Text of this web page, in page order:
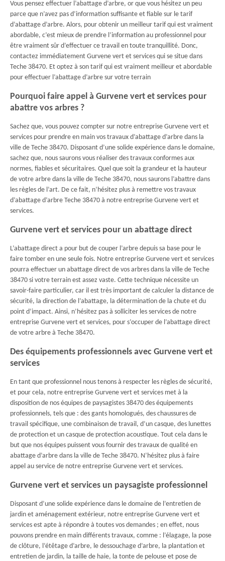
Vous pensez effectuer l’abattage d’arbre, or que vous hésitez un peu
parce que n’avez pas d’information suffisante et fiable sur le tarif
d’abattage d’arbre. Alors, pour obtenir un meilleur tarif qui est vraiment
abordable, c’est mieux de prendre l’information au professionnel pour
être vraiment sûr d’effectuer ce travail en toute tranquillité. Donc,
contactez immédiatement Gurvene vert et services qui se situe dans
Teche 38470. Et optez à son tarif qui est vraiment meilleur et abordable
pour effectuer l’abattage d’arbre sur votre terrain
Pourquoi faire appel à Gurvene vert et services pour
abattre vos arbres ?
Sachez que, vous pouvez compter sur notre entreprise Gurvene vert et
services pour prendre en main vos travaux d’abattage d’arbre dans la
ville de Teche 38470. Disposant d’une solide expérience dans le domaine,
sachez que, nous saurons vous réaliser des travaux conformes aux
normes, fiables et sécuritaires. Quel que soit la grandeur et la hauteur
de votre arbre dans la ville de Teche 38470, nous saurons l’abattre dans
les règles de l’art. De ce fait, n’hésitez plus à remettre vos travaux
d’abattage d’arbre Teche 38470 à notre entreprise Gurvene vert et
services.
Gurvene vert et services pour un abattage direct
L’abattage direct a pour but de couper l’arbre depuis sa base pour le
faire tomber en une seule fois. Notre entreprise Gurvene vert et services
pourra effectuer un abattage direct de vos arbres dans la ville de Teche
38470 si votre terrain est assez vaste. Cette technique nécessite un
savoir-faire particulier, car il est très important de calculer la distance de
sécurité, la direction de l’abattage, la détermination de la chute et du
point d’impact. Ainsi, n’hésitez pas à solliciter les services de notre
entreprise Gurvene vert et services, pour s’occuper de l’abattage direct
de votre arbre à Teche 38470.
Des équipements professionnels avec Gurvene vert et
services
En tant que professionnel nous tenons à respecter les règles de sécurité,
et pour cela, notre entreprise Gurvene vert et services met à la
disposition de nos équipes de paysagistes 38470 des équipements
professionnels, tels que : des gants homologués, des chaussures de
travail spécifique, une combinaison de travail, d’un casque, des lunettes
de protection et un casque de protection acoustique. Tout cela dans le
but que nos équipes puissent vous fournir des travaux de qualité en
abattage d’arbre dans la ville de Teche 38470. N’hésitez plus à faire
appel au service de notre entreprise Gurvene vert et services.
Gurvene vert et services un paysagiste professionnel
Disposant d’une solide expérience dans le domaine de l’entretien de
jardin et aménagement extérieur, notre entreprise Gurvene vert et
services est apte à répondre à toutes vos demandes ; en effet, nous
pouvons prendre en main différents travaux, comme : l’élagage, la pose
de clôture, l’étêtage d’arbre, le dessouchage d’arbre, la plantation et
entretien de jardin, la taille de haie, la tonte de pelouse et pose de